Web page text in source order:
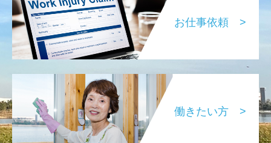
お仕事依頼 >
働きたい方 >